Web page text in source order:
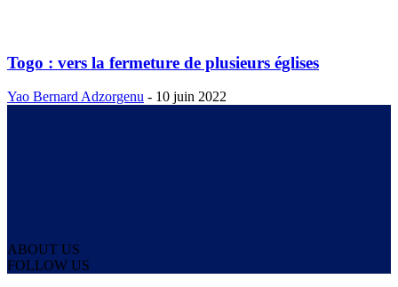
Togo : vers la fermeture de plusieurs églises
Yao Bernard Adzorgenu - 10 juin 2022
ABOUT US
FOLLOW US